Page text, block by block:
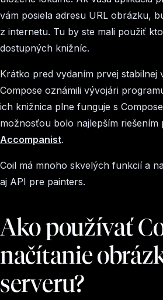
vám posiela adresu URL obrázku,
z internetu. Tu by ste mali použiť
dostupných knižníc.
Krátko pred vydaním prvej stabilnej
Compose oznámili vývojári
ich knižnica plne funguje s
možnosťou bolo najlepším riešením
Accompanist.
Coil má mnoho skvelých funkcií a
aj API pre painters.
Ako používať
načítanie
serveru?